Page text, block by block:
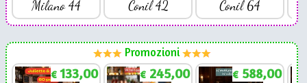
Milano 44 Conil 42 Conil 64
Promozioni
€ 133,00 € 245,00 € 588,00